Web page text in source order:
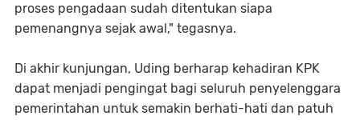
proses pengadaan sudah ditentukan siapa
pemenangnya sejak awal," tegasnya.
Di akhir kunjungan, Uding berharap kehadiran KPK
dapat menjadi pengingat bagi seluruh penyelenggara
pemerintahan untuk semakin berhati-hati dan patuh